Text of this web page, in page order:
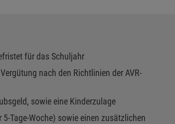
für das Schuljahr
nach den Richtlinien der AVR-
sowie eine Kinderzulage
Tage-Woche) sowie einen zusätzlichen